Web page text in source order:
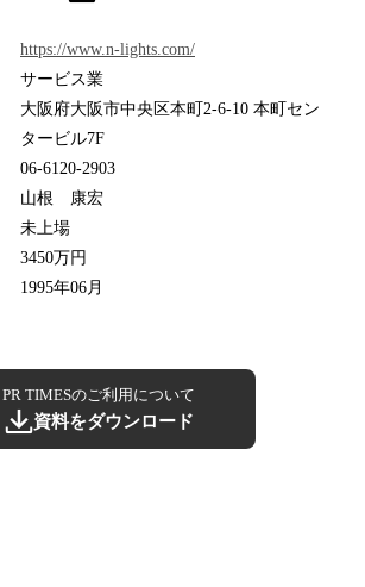
https://www.n-lights.com/
サービス業
大阪府大阪市中央区本町2-6-10 本町セン
タービル7F
06-6120-2903
山根 康宏
未上場
3450万円
1995年06月
PR TIMESのご利用について
資料をダウンロード